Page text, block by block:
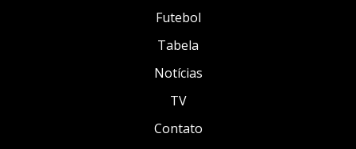
Futebol
Tabela
Notícias
TV
Contato